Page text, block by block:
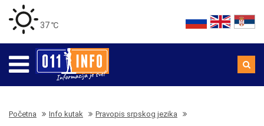
37 ℃
Početna Info kutak Pravopis srpskog jezika